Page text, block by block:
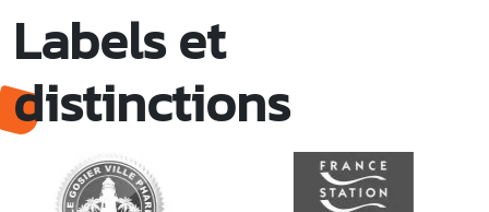
Labels et
distinctions